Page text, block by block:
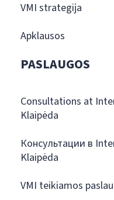
VMI strategija
Apklausos
PASLAUGOS
Consultations at
Klaipėda
Консультации в
Klaipėda
VMI teikiamos